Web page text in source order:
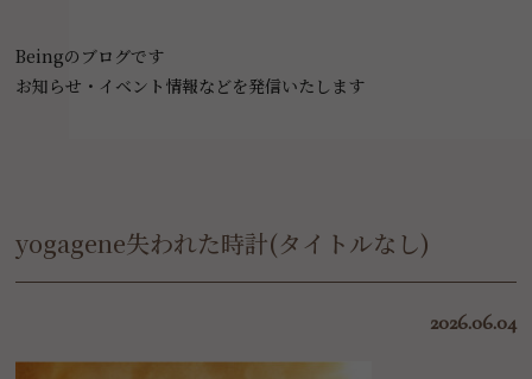
Beingのブログです
お知らせ・イベント情報などを発信いたします
yogagene失われた時計(タイトルなし)
2026.06.04